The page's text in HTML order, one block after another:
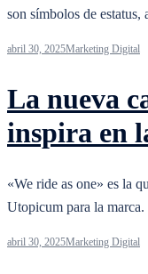
son símbolos de
abril 30, 2025Marketing Digital
La nueva
inspira en
«We ride as one» es la
Utopicum para la marca.
abril 30, 2025Marketing Digital